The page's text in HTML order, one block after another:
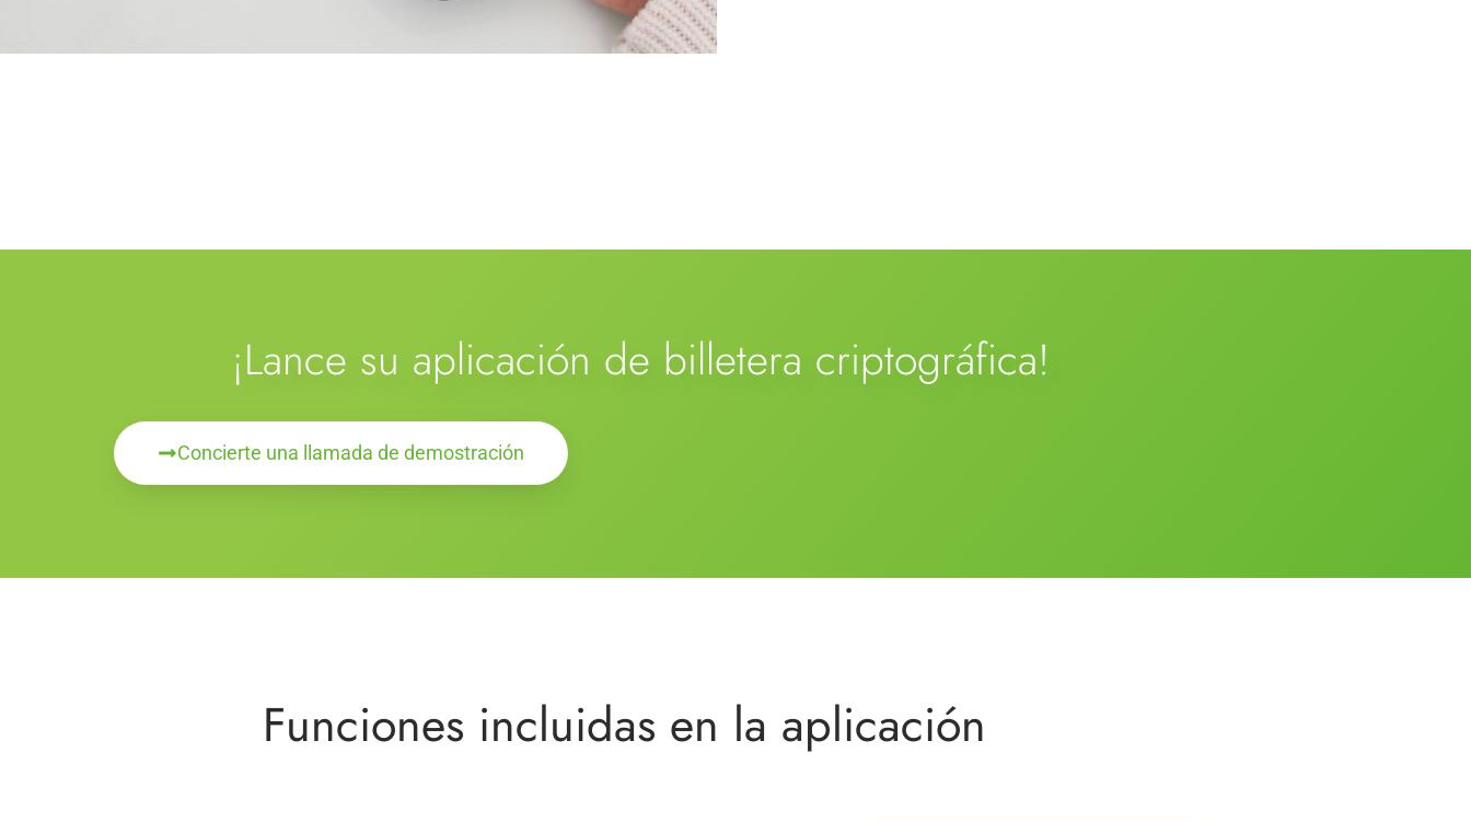
¡Lance su aplicación de billetera criptográfica!
Concierte una llamada de demostración
Funciones incluidas en la aplicación